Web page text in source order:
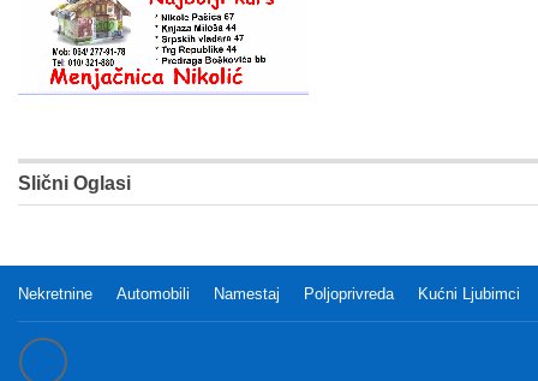
Slični Oglasi
Nekretnine Automobili Namestaj Poljoprivreda Kućni Ljubimci